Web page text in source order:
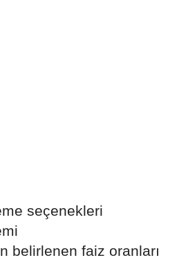
seçenekleri
belirlenen faiz oranları